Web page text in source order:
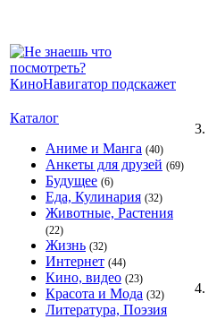
Каталог
Аниме и Манга (40)
Анкеты для друзей (69)
Будущее (6)
Еда, Кулинария (32)
Животные, Растения
(22)
Жизнь (32)
Интернет (44)
Кино, видео (23)
Красота и Мода (32)
Литература, Поэзия
3.
4.